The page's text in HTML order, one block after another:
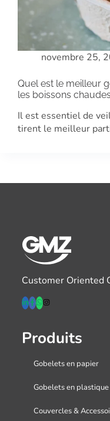
novembre 25,
Quel est le meilleur
les boissons
Il est essentiel de
tirent le meilleur
Customer Oriented
Produits
Gobelets en papier
Gobelets en plastique
Couvercles &